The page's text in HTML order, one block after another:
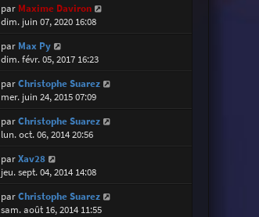
par Maxime Daviron
dim. juin 07, 2020 16:08
par Max Py
dim. févr. 05, 2017 16:23
parChristophe Suarez
mer. juin 24, 2015 07:09
parChristophe Suarez
lun. oct. 06, 2014 20:56
parXav28
jeu. sept. 04, 2014 14:08
parChristophe Suarez
sam. août 16, 2014 11:55